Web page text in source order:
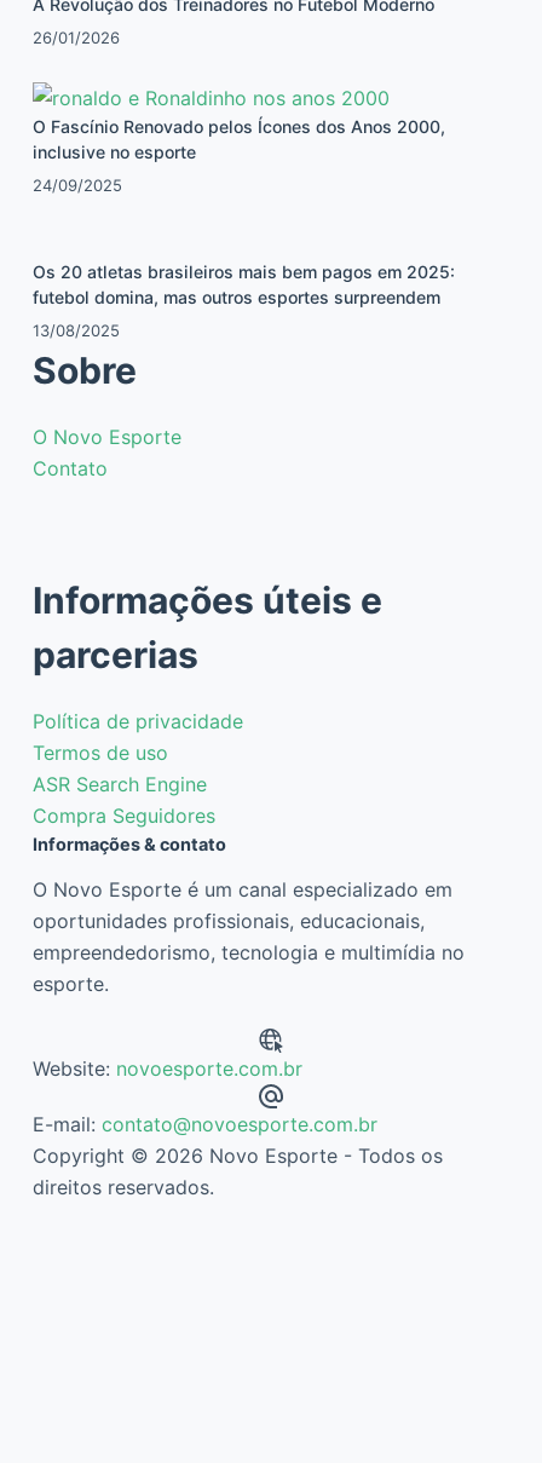
A Revolução dos Treinadores no Futebol Moderno
26/01/2026
O Fascínio Renovado pelos Ícones dos Anos 2000,
inclusive no esporte
24/09/2025
Os 20 atletas brasileiros mais bem pagos em 2025:
futebol domina, mas outros esportes surpreendem
13/08/2025
Sobre
O Novo Esporte
Contato
Informações úteis e
parcerias
Política de privacidade
Termos de uso
ASR Search Engine
Compra Seguidores
Informações & contato
O Novo Esporte é um canal especializado em
oportunidades profissionais, educacionais,
empreendedorismo, tecnologia e multimídia no
esporte.
Website: novoesporte.com.br
E-mail: contato@novoesporte.com.br
Copyright © 2026 Novo Esporte - Todos os
direitos reservados.